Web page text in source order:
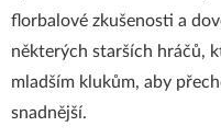
florbalové zkušenosti a
některých starších hráčů,
mladším klukům, aby
snadnější.